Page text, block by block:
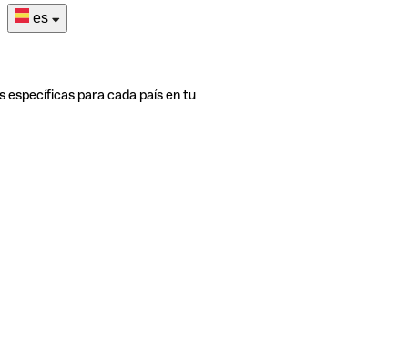
es
específicas para cada país en tu